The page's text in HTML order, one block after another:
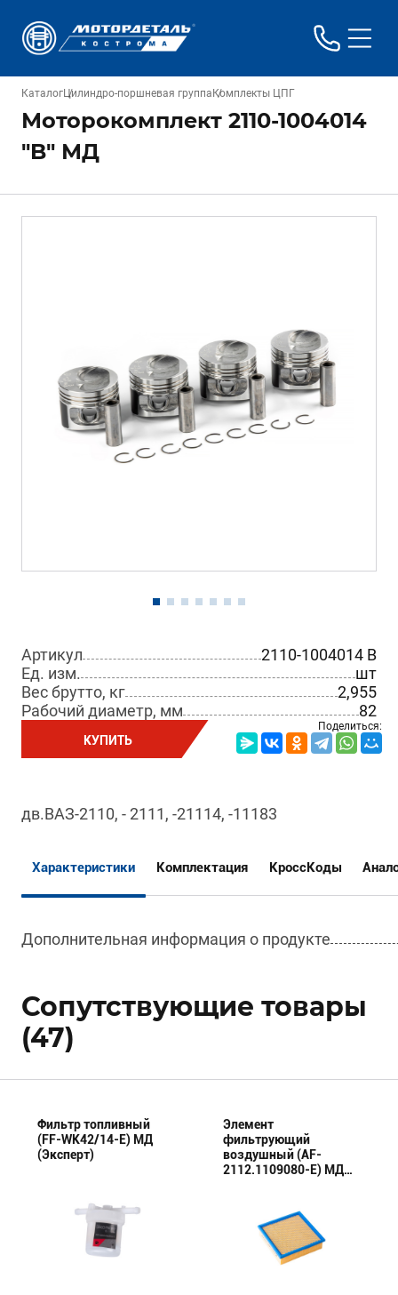
КаталогЦилиндро-поршневая группа Комплекты ЦПГ
Моторокомплект 2110-1004014
"B" МД
Артикул
2110-1004014 B
Ед. изм.
шт
Вес брутто, кг
2,955
Рабочий диаметр, мм
82
КУПИТЬ
Поделиться:
дв.ВАЗ-2110, - 2111, -21114, -11183
Характеристики Комплектация КроссКоды
Дополнительная информация о продукте
Сопутствующие товары
(47)
Фильтр топливный
(FF-WK42/14-E) МД
(Эксперт)
Элемент
фильтрующий
воздушный (AF-
2112.1109080-E) МД